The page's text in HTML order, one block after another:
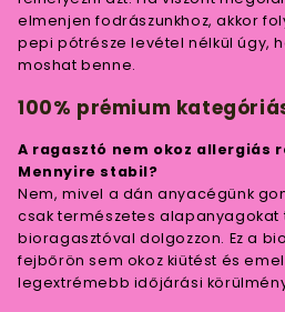
elmenjen fodrászunkhoz, akkor
pepi pótrésze levétel nélkül úgy,
moshat benne.
100% prémium
A ragasztó nem okoz allergiás
Mennyire stabil?
Nem, mivel a dán anyacégünk
csak természetes alapanyagokat
bioragasztóval dolgozzon. Ez a
fejbőrön sem okoz kiütést és
legextrémebb időjárási